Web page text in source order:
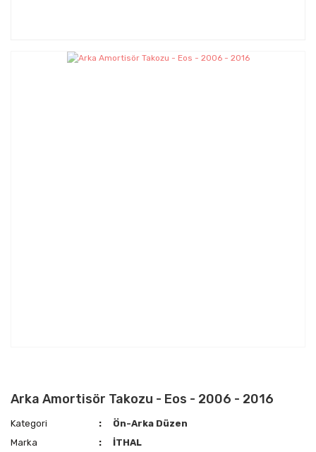
Arka Amortisör Takozu - Eos - 2006 - 2016
Kategori
Ön-Arka Düzen
Marka
İTHAL